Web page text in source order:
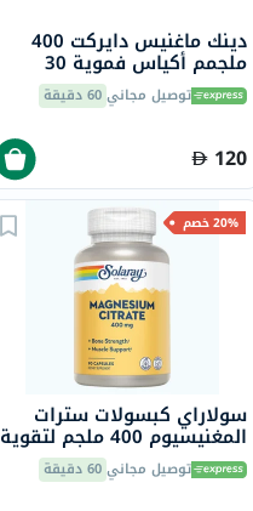
دينك ماغنيس دايركت 400
ملجمم أكياس فموية 30
كيسًا توصيل مجاني60 دقيقة
120
20% خصم
سولاراي كبسولات سترات
المغنيسيوم 400 ملجم لتقوية
العظام ودعم العضلات، 90
قطعة توصيل مجاني60 دقيقة